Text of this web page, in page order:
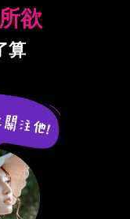
欲
算